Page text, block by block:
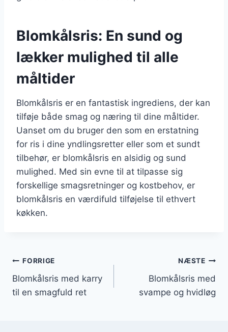
Blomkålsris: En sund og
lækker mulighed til alle
måltider
Blomkålsris er en fantastisk ingrediens, der kan
tilføje både smag og næring til dine måltider.
Uanset om du bruger den som en erstatning
for ris i dine yndlingsretter eller som et sundt
tilbehør, er blomkålsris en alsidig og sund
mulighed. Med sin evne til at tilpasse sig
forskellige smagsretninger og kostbehov, er
blomkålsris en værdifuld tilføjelse til ethvert
køkken.
Indlægsnavigation
FORRIGE
Blomkålsris med karry
til en smagfuld ret
NÆSTE
Blomkålsris med
svampe og hvidløg